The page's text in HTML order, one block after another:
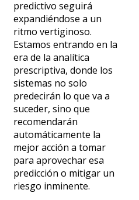
predictivo seguirá
expandiéndose a un
ritmo vertiginoso.
Estamos entrando en la
era de la analítica
prescriptiva, donde los
sistemas no solo
predecirán lo que va a
suceder, sino que
recomendarán
automáticamente la
mejor acción a tomar
para aprovechar esa
predicción o mitigar un
riesgo inminente.